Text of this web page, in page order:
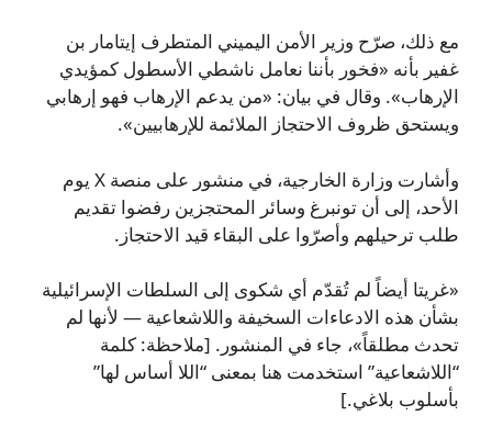
مع ذلك، صرّح وزير الأمن اليميني المتطرف إيتامار بن
غفير بأنه «فخور بأننا نعامل ناشطي الأسطول كمؤيدي
الإرهاب». وقال في بيان: «من يدعم الإرهاب فهو إرهابي
ويستحق ظروف الاحتجاز الملائمة للإرهابيين».
وأشارت وزارة الخارجية، في منشور على منصة X يوم
الأحد، إلى أن تونبرغ وسائر المحتجزين رفضوا تقديم
طلب ترحيلهم وأصرّوا على البقاء قيد الاحتجاز.
«غريتا أيضاً لم تُقدّم أي شكوى إلى السلطات الإسرائيلية
بشأن هذه الادعاءات السخيفة واللاشعاعية — لأنها لم
تحدث مطلقاً»، جاء في المنشور. [ملاحظة: كلمة
“اللاشعاعية” استخدمت هنا بمعنى “اللا أساس لها”
بأسلوب بلاغي.]